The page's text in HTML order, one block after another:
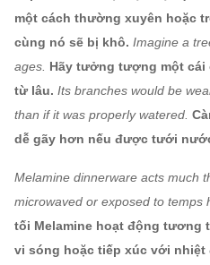
một cách thường xuyên hoặc
cùng nó sẽ bị khô. Imagine a
ages. Hãy tưởng tượng một
từ lâu. Its branches would be
than if it was properly watered.
dễ gãy hơn nếu được tưới
Melamine dinnerware acts much
microwaved or exposed to temps
tối Melamine hoạt động
vi sóng hoặc tiếp xúc với nhiệt